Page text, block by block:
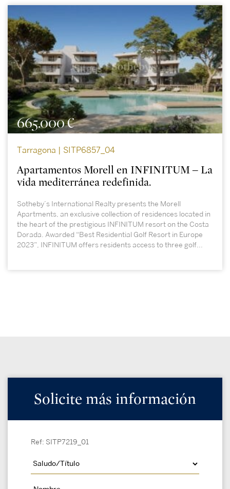
665.000 €
Tarragona | SITP6857_04
Apartamentos Morell en INFINITUM – La
vida mediterránea redefinida.
Sotheby’s International Realty presents the Morell
Apartments, an exclusive collection of residences located in
the heart of the prestigious INFINITUM resort on the Costa
Dorada. Awarded “Best Residential Golf Resort in Europe
2023”, INFINITUM offers residents access to three golf...
Solicite más información
Ref: SITP7219_01